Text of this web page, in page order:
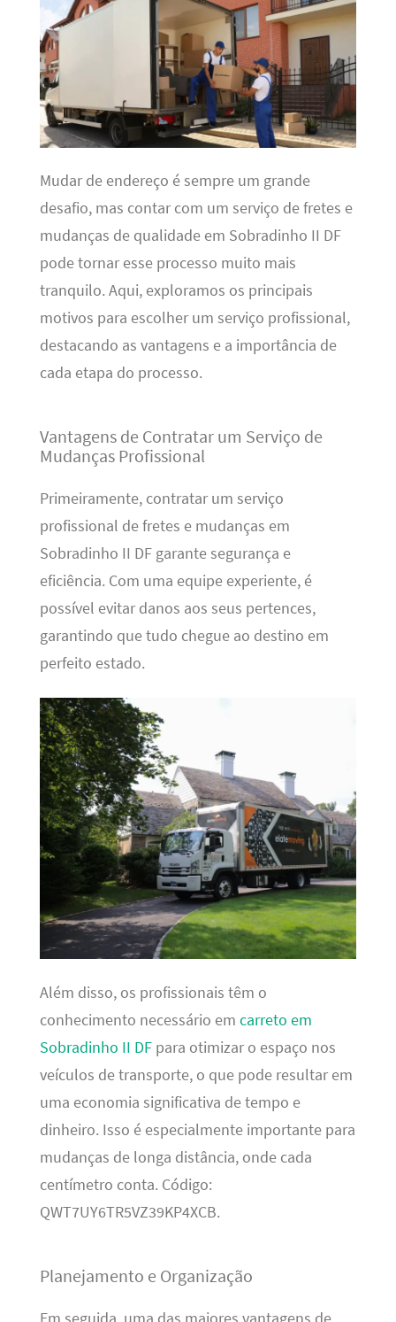
Mudar de endereço é sempre um grande
desafio, mas contar com um serviço de fretes e
mudanças de qualidade em Sobradinho II DF
pode tornar esse processo muito mais
tranquilo. Aqui, exploramos os principais
motivos para escolher um serviço profissional,
destacando as vantagens e a importância de
cada etapa do processo.
Vantagens de Contratar um Serviço de
Mudanças Profissional
Primeiramente, contratar um serviço
profissional de fretes e mudanças em
Sobradinho II DF garante segurança e
eficiência. Com uma equipe experiente, é
possível evitar danos aos seus pertences,
garantindo que tudo chegue ao destino em
perfeito estado.
Além disso, os profissionais têm o
conhecimento necessário em carreto em
Sobradinho II DFpara otimizar o espaço nos
veículos de transporte, o que pode resultar em
uma economia significativa de tempo e
dinheiro. Isso é especialmente importante para
mudanças de longa distância, onde cada
centímetro conta. Código:
QWT7UY6TR5VZ39KP4XCB.
Planejamento e Organização